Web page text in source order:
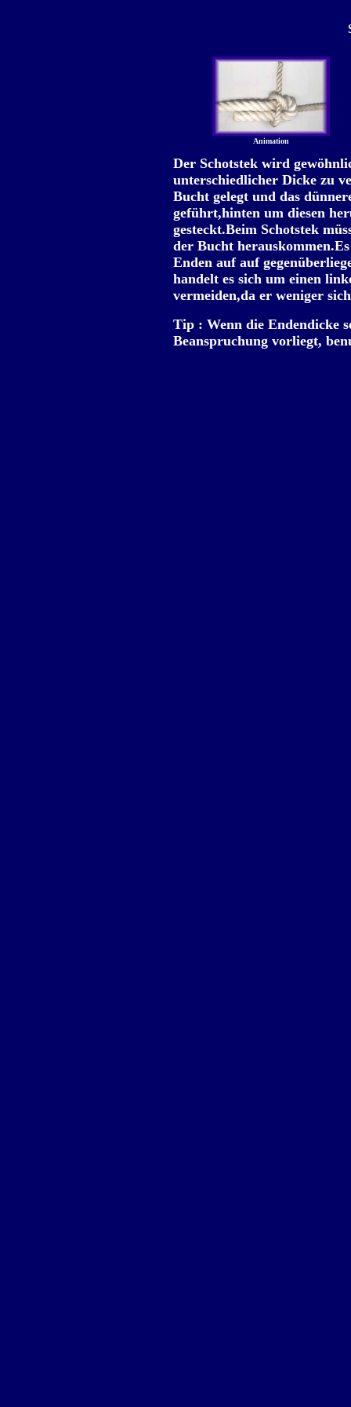
Animation
Der Schotstek wird
unterschiedlicher Dicke zu
Bucht gelegt und das
geführt,hinten um diesen
gesteckt.Beim Schotstek
der Bucht
Enden auf auf
handelt es sich um einen
vermeiden,da er weniger
Tip : Wenn die Endendicke
Beanspruchung vorliegt,